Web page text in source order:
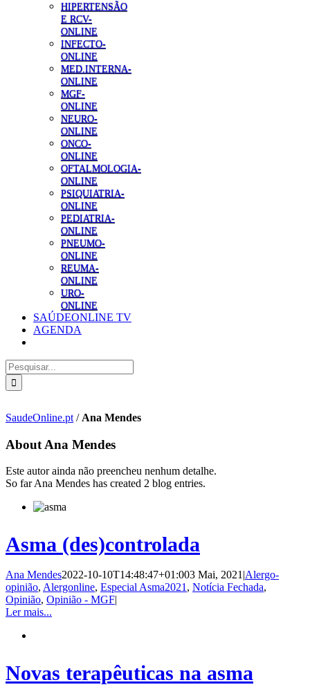
HIPERTENSÃO
E RCV-
ONLINE
INFECTO-
ONLINE
MED.INTERNA-
ONLINE
MGF-
ONLINE
NEURO-
ONLINE
ONCO-
ONLINE
OFTALMOLOGIA-
ONLINE
PSIQUIATRIA-
ONLINE
PEDIATRIA-
ONLINE
PNEUMO-
ONLINE
REUMA-
ONLINE
URO-
ONLINE
SAÚDEONLINE TV
AGENDA
Pesquisar
SaudeOnline.pt / Ana Mendes
About Ana Mendes
Este autor ainda não preencheu nenhum detalhe.
So far Ana Mendes has created 2 blog entries.
Asma (des)controlada
Ana Mendes2022-10-10T14:48:47+01:003 Mai, 2021 |Alergo-
opinião, Alergonline, Especial Asma2021 , Notícia Fechada,
Opinião, Opinião - MGF|
Ler mais...
Novas terapêuticas na asma